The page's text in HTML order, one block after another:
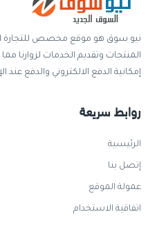
نيو سوق هو موقع مخصص للتجارة
المنتجات وتقديم الخدمات لزوارنا
إمكانية الدفع الالكتروني والدفع عند
روابط سريعة
الرئيسية
إتصل بنا
عمولة الموقع
اتفاقية الاستخدام